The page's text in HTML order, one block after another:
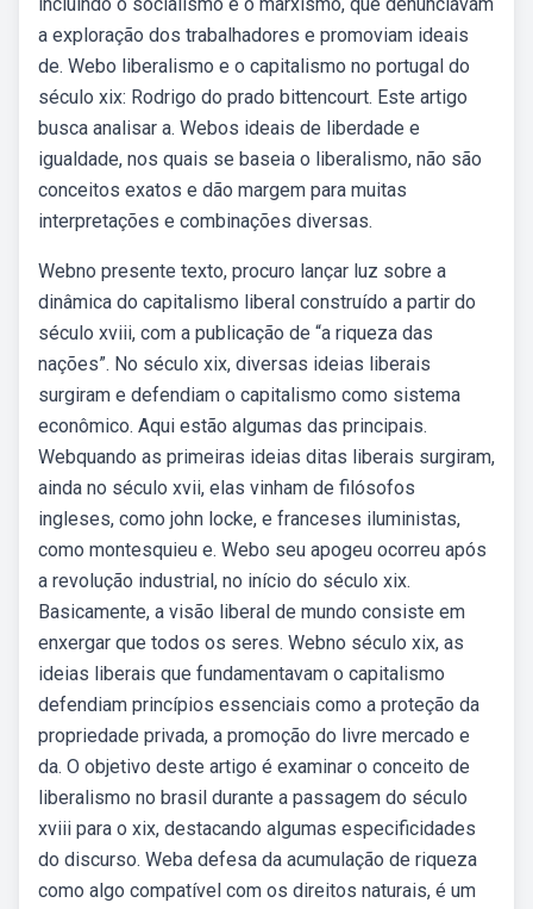
a exploração dos trabalhadores e promoviam ideais
de. Webo liberalismo e o capitalismo no portugal do
século xix: Rodrigo do prado bittencourt. Este artigo
busca analisar a. Webos ideais de liberdade e
igualdade, nos quais se baseia o liberalismo, não são
conceitos exatos e dão margem para muitas
interpretações e combinações diversas.
Webno presente texto, procuro lançar luz sobre a
dinâmica do capitalismo liberal construído a partir do
século xviii, com a publicação de “a riqueza das
nações”. No século xix, diversas ideias liberais
surgiram e defendiam o capitalismo como sistema
econômico. Aqui estão algumas das principais.
Webquando as primeiras ideias ditas liberais surgiram,
ainda no século xvii, elas vinham de filósofos
ingleses, como john locke, e franceses iluministas,
como montesquieu e. Webo seu apogeu ocorreu após
a revolução industrial, no início do século xix.
Basicamente, a visão liberal de mundo consiste em
enxergar que todos os seres. Webno século xix, as
ideias liberais que fundamentavam o capitalismo
defendiam princípios essenciais como a proteção da
propriedade privada, a promoção do livre mercado e
da. O objetivo deste artigo é examinar o conceito de
liberalismo no brasil durante a passagem do século
xviii para o xix, destacando algumas especificidades
do discurso. Weba defesa da acumulação de riqueza
como algo compatível com os direitos naturais, é um